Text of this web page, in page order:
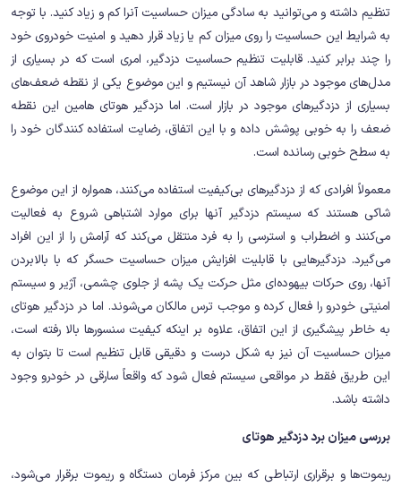
تنظیم داشته و می‌توانید به سادگی میزان حساسیت آنرا کم و زیاد کنید. با توجه
به شرایط این حساسیت را روی میزان کم یا زیاد قرار دهید و امنیت خودروی خود
را چند برابر کنید. قابلیت تنظیم حساسیت دزدگیر، امری است که در بسیاری از
مدل‌های موجود در بازار شاهد آن نیستیم و این موضوع یکی از نقطه ضعف‌های
بسیاری از دزدگیرهای موجود در بازار است. اما دزدگیر هوتای هامین این نقطه
ضعف را به خوبی پوشش داده و با این اتفاق، رضایت استفاده کنندگان خود را
به سطح خوبی رسانده است.
معمولاً افرادی که از دزدگیرهای بی‌کیفیت استفاده می‌کنند، همواره از این موضوع
شاکی هستند که سیستم دزدگیر آنها برای موارد اشتباهی شروع به فعالیت
می‌کنند و اضطراب و استرسی را به فرد منتقل می‌کند که آرامش را از این افراد
می‌گیرد. دزدگیرهایی با قابلیت افزایش میزان حساسیت حسگر که با بالابردن
آنها، روی حرکات بیهوده‌ای مثل حرکت یک پشه از جلوی چشمی، آژیر و سیستم
امنیتی خودرو را فعال کرده و موجب ترس مالکان می‌شوند. اما در دزدگیر هوتای
به خاطر پیشگیری از این اتفاق، علاوه بر اینکه کیفیت سنسورها بالا رفته است،
میزان حساسیت آن نیز به شکل درست و دقیقی قابل تنظیم است تا بتوان به
این طریق فقط در مواقعی سیستم فعال شود که واقعاً سارقی در خودرو وجود
داشته باشد.
بررسی میزان برد دزدگیر هوتای
ریموت‌ها و برقراری ارتباطی که بین مرکز فرمان دستگاه و ریموت برقرار می‌شود،